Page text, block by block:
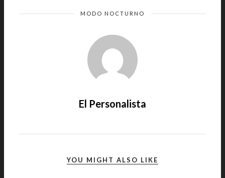
MODO NOCTURNO
El Personalista
YOU MIGHT ALSO LIKE